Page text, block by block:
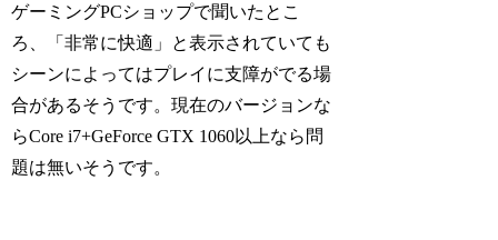
ゲーミングPCショップで聞いたとこ
ろ、「非常に快適」と表示されていても
シーンによってはプレイに支障がでる場
合があるそうです。現在のバージョンな
らCore i7+GeForce GTX 1060以上なら問
題は無いそうです。